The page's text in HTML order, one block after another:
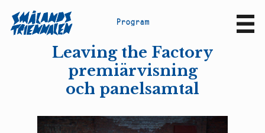
Program
Leaving the Factory
premiärvisning
och panelsamtal